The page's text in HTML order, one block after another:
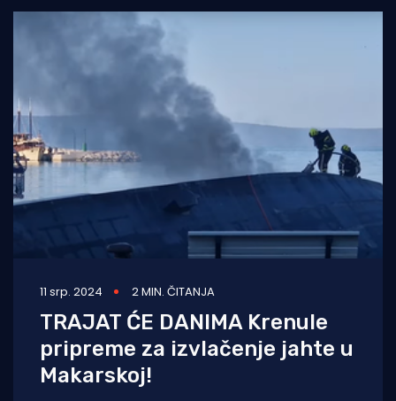
11 srp. 2024 2 MIN. ČITANJA
TRAJAT ĆE DANIMA Krenule
pripreme za izvlačenje jahte u
Makarskoj!